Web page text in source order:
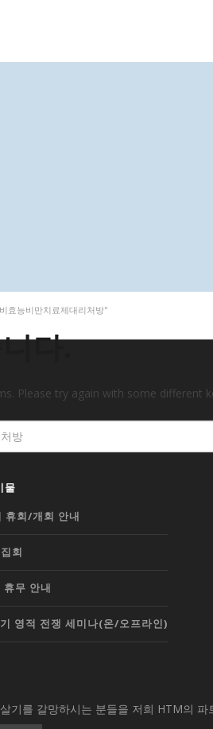
효능비만치료제대리처방"
다.
Please try again with some different
물
휴회/개회 안내
회
휴무 안내
영적 전쟁 세미나(온/오프라인)
기를 갈망하시는 분들을 저희 HTM의